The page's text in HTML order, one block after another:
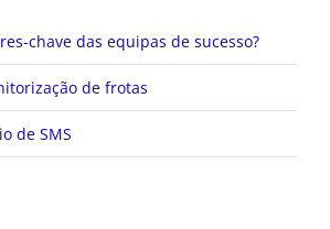
chave das equipas de sucesso?
de frotas
de SMS